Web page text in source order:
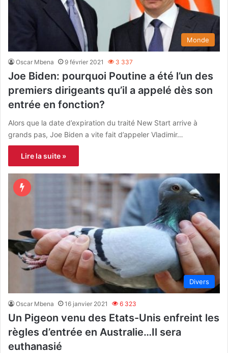
Monde
Oscar Mbena 9 février 2021 3 337
Joe Biden: pourquoi Poutine a été l’un des
premiers dirigeants qu’il a appelé dès son
entrée en fonction?
Alors que la date d’expiration du traité New Start arrive à
grands pas, Joe Biden a vite fait d’appeler Vladimir…
Lire la suite »
Divers
Oscar Mbena 16 janvier 2021 6 323
Un Pigeon venu des Etats-Unis enfreint les
règles d’entrée en Australie…Il sera
euthanasié